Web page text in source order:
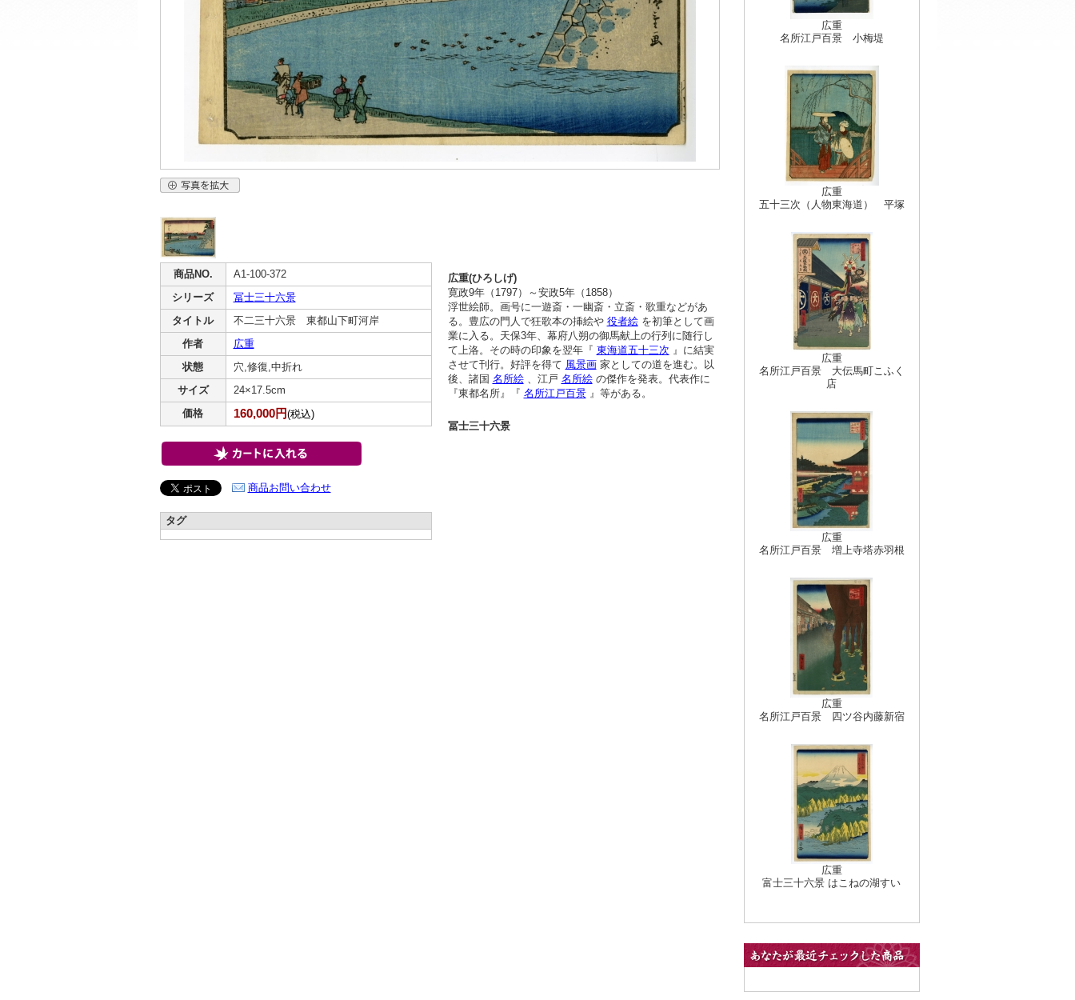
商品NO.
A1-100-372
シリーズ
冨士三十六景
タイトル
不二三十六景 東都山下町河岸
作者
広重
状態
穴,修復,中折れ
サイズ
24×17.5cm
価格
160,000円(税込)
商品お問い合わせ
タグ
広重(ひろしげ)
寛政9年（1797）～安政5年（1858）
浮世絵師。画号に一遊斎・一幽斎・立斎・歌重などがあ
る。豊広の門人で狂歌本の挿絵や 役者絵を初筆として画
業に入る。天保3年、幕府八朔の御馬献上の行列に随行し
て上洛。その時の印象を翌年『 東海道五十三次 』に結実
させて刊行。好評を得て 風景画家としての道を進む。以
後、諸国 名所絵、江戸 名所絵の傑作を発表。代表作に
『東都名所』『 名所江戸百景』等がある。
冨士三十六景
広重
名所江戸百景 小梅堤
広重
五十三次（人物東海道） 平塚
広重
名所江戸百景 大伝馬町こふく
店
広重
名所江戸百景 増上寺塔赤羽根
広重
名所江戸百景 四ツ谷内藤新宿
広重
富士三十六景 はこねの湖すい